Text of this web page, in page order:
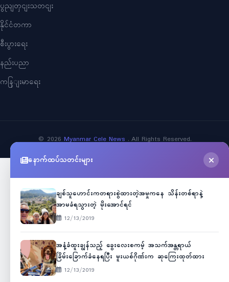
ပွညျတှငျးသတငျး
နိုင်ငံတကာ
စီးပွားရေး
နည်းပညာ
ကနြျးမာရေး
©2026Myanmar Cele News. All Rights Reserved.
နောက်ထပ်သတင်းများ
ချစ်သူဟောင်းကတရားစွဲထားတဲ့အမှုကနေ သိန်းတစ်ရာနဲ့
အာမခံရသွားတဲ့ မိုးအောင်ရင်
12/13/2019
အနံ့ခံထူးချွန်သည့် ခွေးလေးစကမ့် အသက်အန္တရာယ်
ခြိမ်းခြောက်ခံနေရပြီး မူးယစ်ဂိုဏ်းက ဆုကြေးထုတ်ထား
12/13/2019